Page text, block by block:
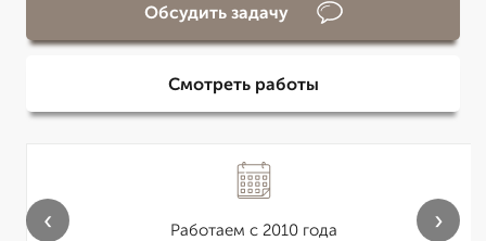
Обсудить задачу
Смотреть работы
Работаем с 2010 года
‹ ›